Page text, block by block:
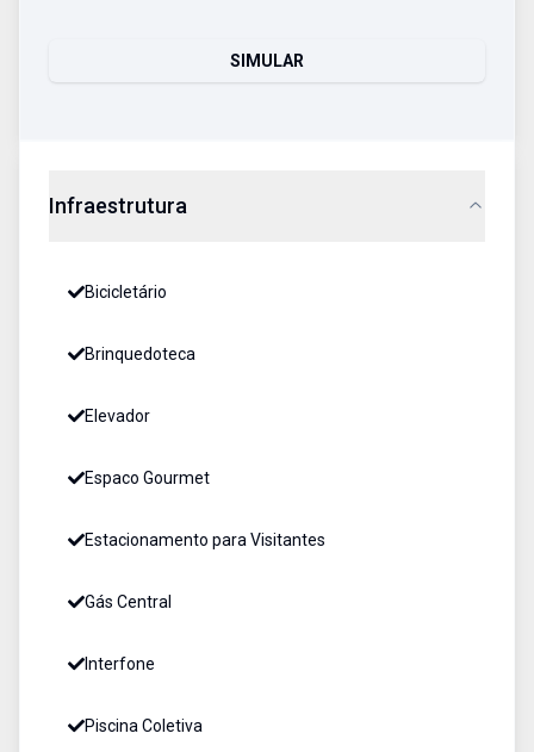
SIMULAR
Infraestrutura
Bicicletário
Brinquedoteca
Elevador
Espaco Gourmet
Estacionamento para Visitantes
Gás Central
Interfone
Piscina Coletiva